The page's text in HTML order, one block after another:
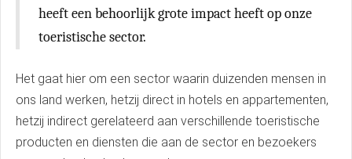
heeft een behoorlijk grote impact heeft op onze
toeristische sector.
Het gaat hier om een sector waarin duizenden mensen in
ons land werken, hetzij direct in hotels en appartementen,
hetzij indirect gerelateerd aan verschillende toeristische
producten en diensten die aan de sector en bezoekers